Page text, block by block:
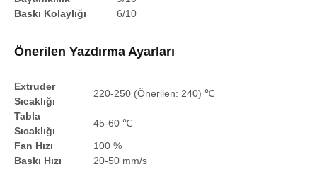
Baskı Kolaylığı
6/10
Önerilen Yazdırma Ayarları
Extruder
Sıcaklığı
220-250 (Önerilen: 240) ℃
Tabla
Sıcaklığı
45-60 ℃
Fan Hızı
100 %
Baskı Hızı
20-50 mm/s